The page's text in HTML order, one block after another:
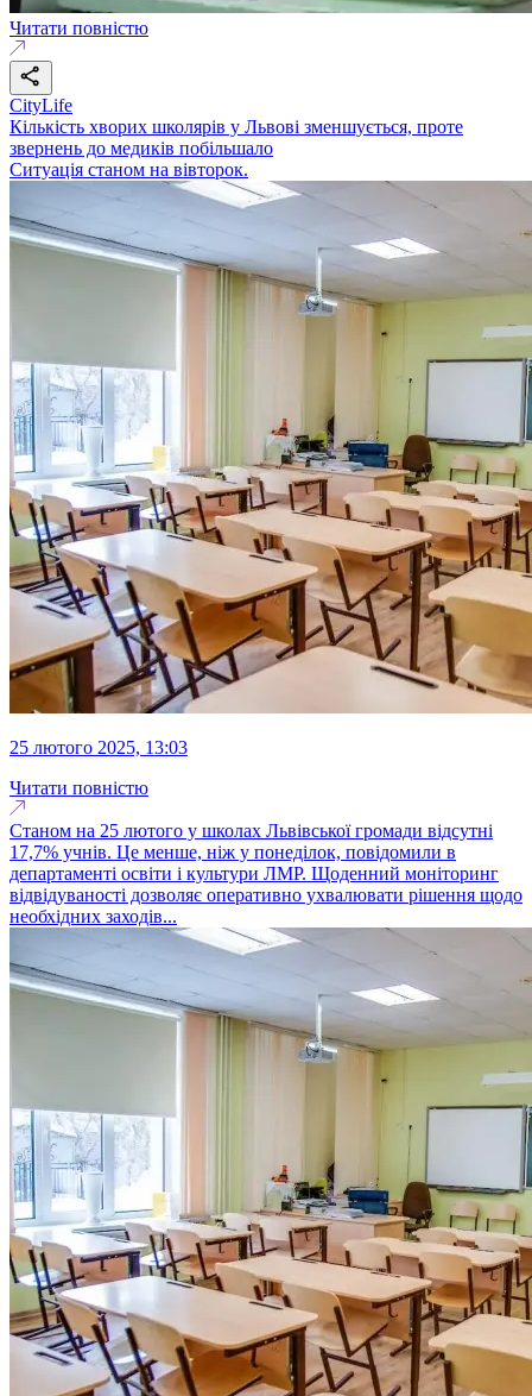
Читати повністю
CityLife
Кількість хворих школярів у Львові зменшується, проте
звернень до медиків побільшало
Ситуація станом на вівторок.
25 лютого 2025, 13:03
Читати повністю
Станом на 25 лютого у школах Львівської громади відсутні
17,7% учнів. Це менше, ніж у понеділок, повідомили в
департаменті освіти і культури ЛМР. Щоденний моніторинг
відвідуваності дозволяє оперативно ухвалювати рішення щодо
необхідних заходів...